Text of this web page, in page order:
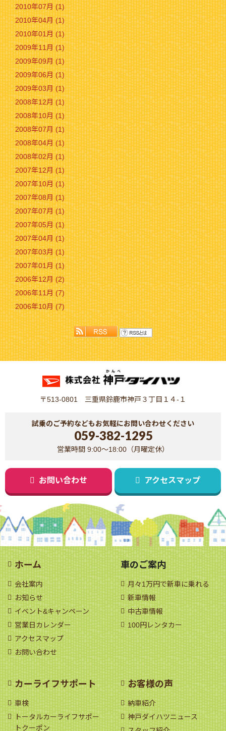
2010年07月 (1)
2010年04月 (1)
2010年01月 (1)
2009年11月 (1)
2009年09月 (1)
2009年06月 (1)
2009年03月 (1)
2008年12月 (1)
2008年10月 (1)
2008年07月 (1)
2008年04月 (1)
2008年02月 (1)
2007年12月 (1)
2007年10月 (1)
2007年08月 (1)
2007年07月 (1)
2007年05月 (1)
2007年04月 (1)
2007年03月 (1)
2007年01月 (1)
2006年12月 (2)
2006年11月 (7)
2006年10月 (7)
〒513-0801 三重県鈴鹿市神戸３丁目１４-１
試乗のご予約などもお気軽にお問い合わせください
059-382-1295
営業時間 9:00～18:00（月曜定休）
お問い合わせ アクセスマップ
ホーム
会社案内
お知らせ
イベント&キャンペーン
営業日カレンダー
アクセスマップ
お問い合わせ
車のご案内
月々1万円で新車に乗れる
新車情報
中古車情報
100円レンタカー
カーライフサポート
車検
トータルカーライフサポー
トクーポン
お客様の声
納車紹介
神戸ダイハツニュース